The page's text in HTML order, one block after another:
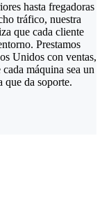
hasta fregadoras
tráfico, nuestra
que cada cliente
Prestamos
Unidos con ventas,
máquina sea un
que da soporte.